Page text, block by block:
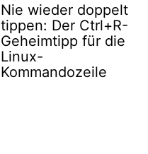
Nie wieder doppelt
tippen: Der Ctrl+R-
Geheimtipp für die
Linux-
Kommandozeile